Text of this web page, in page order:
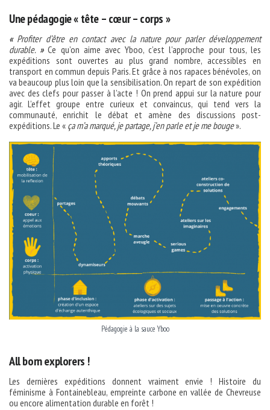
Une pédagogie « tête – cœur – corps »
« Profiter d’être en contact avec la nature pour parler développement
durable. »Ce qu’on aime avec Yboo, c’est l’approche pour tous, les
expéditions sont ouvertes au plus grand nombre, accessibles en
transport en commun depuis Paris. Et grâce à nos rapaces bénévoles, on
va beaucoup plus loin que la sensibilisation. On repart de son expédition
avec des clefs pour passer à l’acte ! On prend appui sur la nature pour
agir. L’effet groupe entre curieux et convaincus, qui tend vers la
communauté, enrichit le débat et amène des discussions post-
expéditions. Le « ça m’a marqué, je partage, j’en parle et je me bouge».
Pédagogie à la sauce Yboo
All born explorers !
Les dernières expéditions donnent vraiment envie ! Histoire du
féminisme à Fontainebleau, empreinte carbone en vallée de Chevreuse
ou encore alimentation durable en forêt !